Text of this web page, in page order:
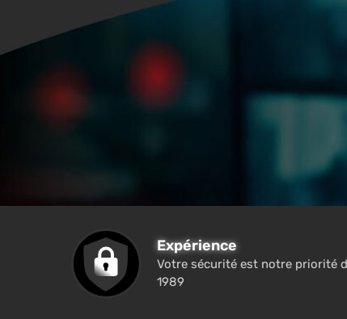
Expérience
Votre sécurité est notre priorité
1989